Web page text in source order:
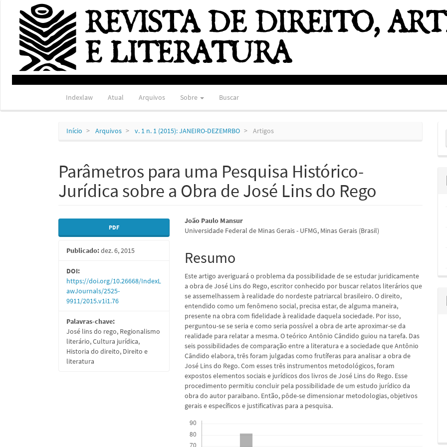
Navegação
Principal
Conteúdo
principal
Barra
Lateral
Indexlaw Atual Arquivos Sobre Buscar
Início Arquivos v. 1 n. 1 (2015): JANEIRO-DEZEMRBO Artigos
Parâmetros para uma Pesquisa Histórico-
Jurídica sobre a Obra de José Lins do Rego
Barra
lateral
de
artigos
PDF
Publicado:dez. 6, 2015
DOI:
https://doi.org/10.26668/IndexL
awJournals/2525-
9911/2015.v1i1.76
Palavras-chave:
José lins do rego, Regionalismo
literário, Cultura jurídica,
Historia do direito, Direito e
literatura
Conteúdo
do
artigo
principal
João Paulo Mansur
Universidade Federal de Minas Gerais - UFMG, Minas Gerais (Brasil)
Resumo
Este artigo averiguará o problema da possibilidade de se estudar juridicamente
a obra de José Lins do Rego, escritor conhecido por buscar relatos literários que
se assemelhassem à realidade do nordeste patriarcal brasileiro. O direito,
entendido como um fenômeno social, precisa estar, de alguma maneira,
presente na obra com fidelidade à realidade daquela sociedade. Por isso,
perguntou-se se seria e como seria possível a obra de arte aproximar-se da
realidade para relatar a mesma. O teórico Antônio Cândido guiou na tarefa. Das
seis possibilidades de comparação entre a literatura e a sociedade que Antônio
Cândido elabora, três foram julgadas como frutíferas para analisar a obra de
José Lins do Rego. Com esses três instrumentos metodológicos, foram
expostos elementos sociais e jurídicos dos livros de José Lins do Rego. Esse
procedimento permitiu concluir pela possibilidade de um estudo jurídico da
obra do autor paraibano. Então, pôde-se dimensionar metodologias, objetivos
gerais e específicos e justificativas para a pesquisa.